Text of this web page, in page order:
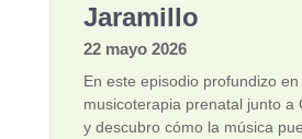
Jaramillo
22 mayo 2026
En este episodio profundizo en
musicoterapia prenatal junto a
y descubro cómo la música